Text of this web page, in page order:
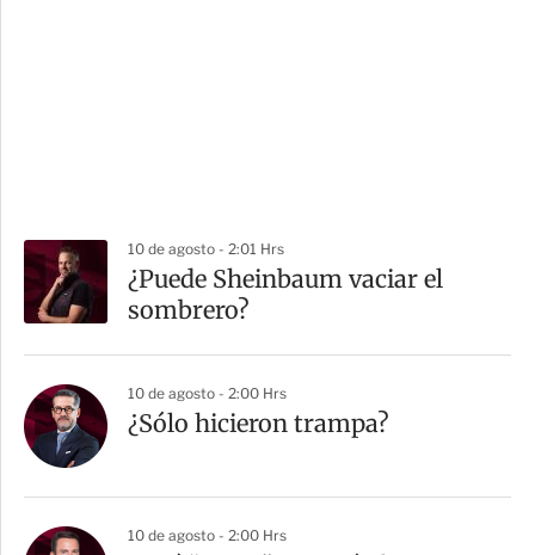
10 de agosto - 2:01 Hrs
¿Puede Sheinbaum vaciar el
sombrero?
10 de agosto - 2:00 Hrs
¿Sólo hicieron trampa?
10 de agosto - 2:00 Hrs